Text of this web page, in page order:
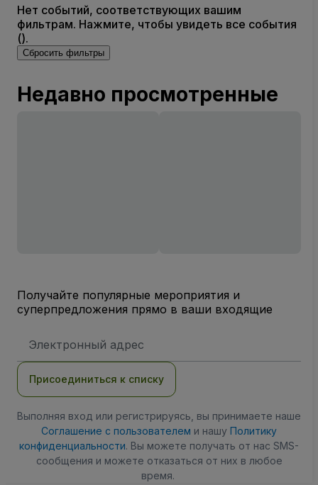
Нет событий, соответствующих вашим
фильтрам. Нажмите, чтобы увидеть все события
().
Сбросить фильтры
Недавно просмотренные
Получайте популярные мероприятия и
суперпредложения прямо в ваши входящие
электронной
Присоединиться к списку
Выполняя вход или регистрируясь, вы принимаете наше
Соглашение с пользователем и нашу Политику
конфиденциальности. Вы можете получать от нас SMS-
сообщения и можете отказаться от них в любое
время.